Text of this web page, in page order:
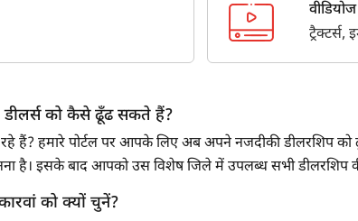
वीडियोज
डीलर्स को कैसे ढूँढ सकते हैं?
हैं? हमारे पोर्टल पर आपके लिए अब अपने नजदीकी डीलरशिप
है। इसके बाद आपको उस विशेष जिले में उपलब्ध सभी डीलरशिप
को क्यों चुनें?